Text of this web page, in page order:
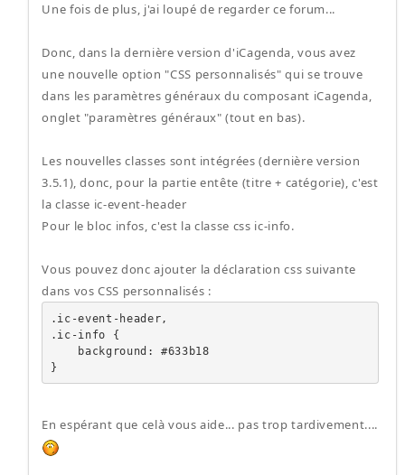
Une fois de plus, j'ai loupé de regarder ce forum...
Donc, dans la dernière version d'iCagenda, vous avez
une nouvelle option "CSS personnalisés" qui se trouve
dans les paramètres généraux du composant iCagenda,
onglet "paramètres généraux" (tout en bas).
Les nouvelles classes sont intégrées (dernière version
3.5.1), donc, pour la partie entête (titre + catégorie), c'est
la classe ic-event-header
Pour le bloc infos, c'est la classe css ic-info.
Vous pouvez donc ajouter la déclaration css suivante
dans vos CSS personnalisés :
.ic-event-header,
.ic-info {
}
En espérant que celà vous aide... pas trop tardivement....